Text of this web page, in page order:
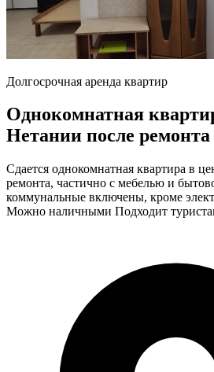
Долгосрочная аренда квартир
Однокомнатная
Нетании после ремонта
Сдается однокомнатная квартира в
ремонта, частично с мебелью и
коммунальные включены, кроме
Можно наличными Подходит